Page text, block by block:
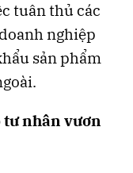
tuân thủ các
nghiệp
sản phẩm
tư nhân vươn